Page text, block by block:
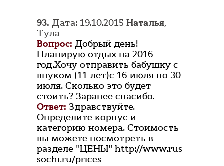
93. Дата: 19.10.2015 Наталья,
Тула
Вопрос: Добрый день!
Планирую отдых на 2016
год.Хочу отправить бабушку с
внуком (11 лет)с 16 июля по 30
июля. Сколько это будет
стоить? Заранее спасибо.
Ответ: Здравствуйте.
Определите корпус и
категорию номера. Стоимость
вы можете посмотреть в
разделе "ЦЕНЫ" http://www.rus-
sochi.ru/prices